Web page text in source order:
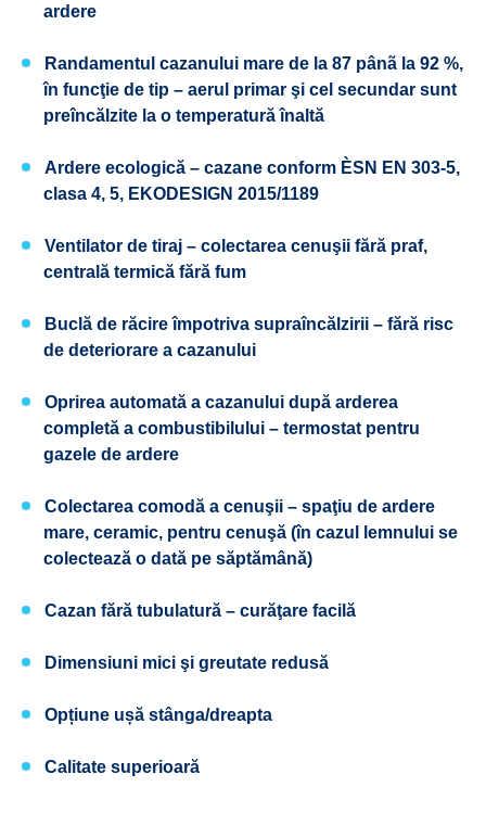
ardere
Randamentul cazanului mare de la 87 pânã la 92 %,
în funcţie de tip – aerul primar şi cel secundar sunt
preîncălzite la o temperatură înaltă
Ardere ecologică – cazane conform ÈSN EN 303-5,
clasa 4, 5, EKODESIGN 2015/1189 ​ ​
Ventilator de tiraj – colectarea cenuşii fără praf,
centrală termică fără fum
Buclă de răcire împotriva supraîncălzirii – fără risc
de deteriorare a cazanului
Oprirea automată a cazanului după arderea
completă a combustibilului – termostat pentru
gazele de ardere
Colectarea comodă a cenuşii – spaţiu de ardere
mare, ceramic, pentru cenuşă (în cazul lemnului se
colectează o dată pe săptămână)
Cazan fără tubulatură – curăţare facilă
Dimensiuni mici şi greutate redusă
Opțiune ușă stânga/dreapta
Calitate superioară